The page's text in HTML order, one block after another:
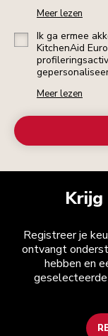
Meer lezen
Ik ga ermee
KitchenAid
Meer lezen
Krijg
Registreer je
ontvangt
hebben en